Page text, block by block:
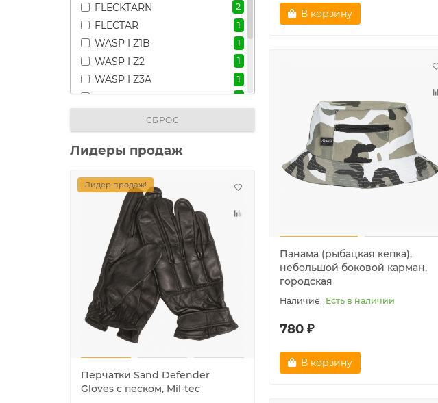
FLECKTARN 2
FLECTAR 1
WASP I Z1B 1
WASP I Z2 1
WASP I Z3A 1
coyote 1
Оливковый 6
Хаки
СБРОС
Лидеры продаж
Лидер продаж!
Перчатки Sand Defender
Gloves с песком, Mil-tec
Лидер продаж!
Шапка американского матроса
В корзину
Панама (рыбацкая кепка),
небольшой боковой карман,
городская
Есть в наличии
780 ₽
В корзину